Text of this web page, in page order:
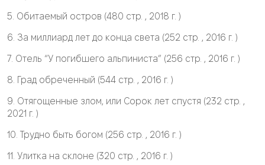
5. Обитаемый остров (480 стр. , 2018 г. )
6. За миллиард лет до конца света (252 стр. , 2016 г. )
7. Отель “У погибшего альпиниста” (256 стр. , 2016 г. )
8. Град обреченный (544 стр. , 2016 г. )
9. Отягощенные злом, или Сорок лет спустя (232 стр. ,
2021 г. )
10. Трудно быть богом (256 стр. , 2016 г. )
11. Улитка на склоне (320 стр. , 2016 г. )